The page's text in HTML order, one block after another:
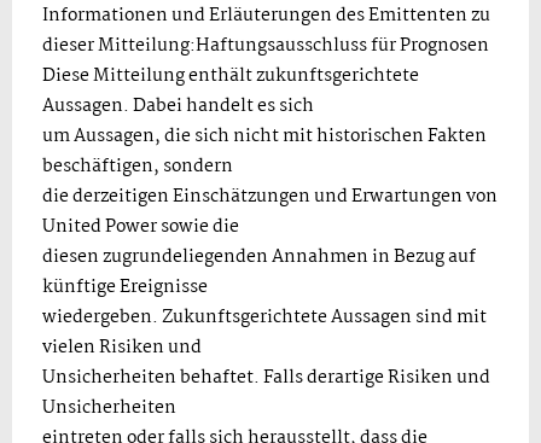
Informationen und Erläuterungen des Emittenten zu
dieser Mitteilung:Haftungsausschluss für Prognosen
Diese Mitteilung enthält zukunftsgerichtete
Aussagen. Dabei handelt es sich
um Aussagen, die sich nicht mit historischen Fakten
beschäftigen, sondern
die derzeitigen Einschätzungen und Erwartungen von
United Power sowie die
diesen zugrundeliegenden Annahmen in Bezug auf
künftige Ereignisse
wiedergeben. Zukunftsgerichtete Aussagen sind mit
vielen Risiken und
Unsicherheiten behaftet. Falls derartige Risiken und
Unsicherheiten